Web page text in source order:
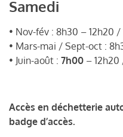
Samedi
• Nov-fév : 8h30 – 12h20 /
• Mars-mai / Sept-oct :
• Juin-août : 7h00 – 12h20
Accès en déchetterie
badge d’accès.